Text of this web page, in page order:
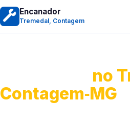
Encanador
Tremedal, Contagem
no
Contagem‑MG